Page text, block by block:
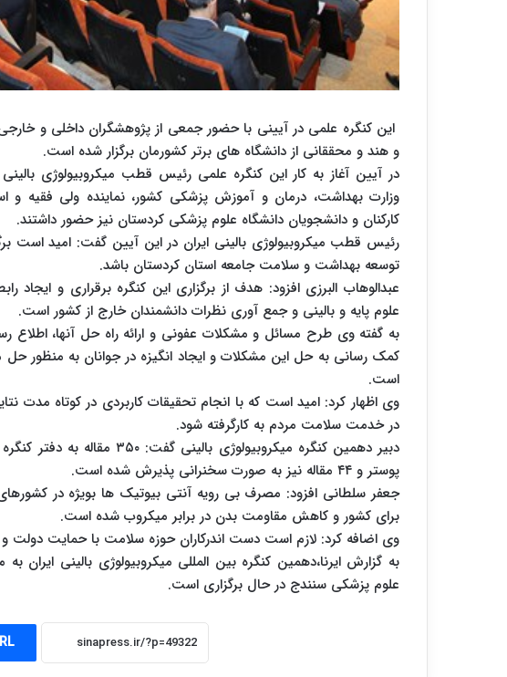
این کنگره علمی در آیینی با حضور جمعی از پژوهشگران داخلی و خارجی
و هند و محققانی از دانشگاه های برتر کشورمان برگزار شده است.
در آیین آغاز به کار این کنگره علمی رئیس قطب میکروبیولوژی
وزارت بهداشت، درمان و آموزش پزشکی کشور، نماینده ولی فقیه و
کارکنان و دانشجویان دانشگاه علوم پزشکی کردستان نیز حضور داشتند.
رئیس قطب میکروبیولوژی بالینی ایران در این آیین گفت: امید است
توسعه بهداشت و سلامت جامعه استان کردستان باشد.
عبدالوهاب البرزی افزود: هدف از برگزاری این کنگره برقراری و ایجاد
علوم پایه و بالینی و جمع آوری نظرات دانشمندان خارج از کشور است.
به گفته وی طرح مسائل و مشکلات عفونی و ارائه راه حل آنها، اطلاع
کمک رسانی به حل این مشکلات و ایجاد انگیزه در جوانان به منظور حل
است.
وی اظهار کرد: امید است که با انجام تحقیقات کاربردی در کوتاه مدت
در خدمت سلامت مردم به کارگرفته شود.
پوستر و ۴۴ مقاله نیز به صورت سخنرانی پذیرش شده است.
جعفر سلطانی افزود: مصرف بی رویه آنتی بیوتیک ها بویژه در
برای کشور و کاهش مقاومت بدن در برابر میکروب شده است.
وی اضافه کرد: لازم است دست اندرکاران حوزه سلامت با حمایت دولت
به گزارش ایرنا،دهمین کنگره بین المللی میکروبیولوژی بالینی
علوم پزشکی سنندج در حال برگزاری است.